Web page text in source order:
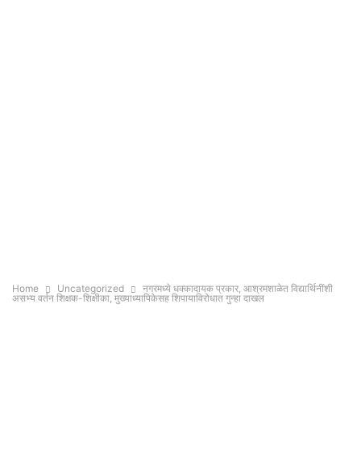
Home Uncategorized
नगरमध्ये धक्कादायक प्रकार, आश्रमशाळेत विद्यार्थिनींशी
असभ्य वर्तन शिक्षक-शिक्षीका, मुख्याध्यापिकेसह शिपायाविरोधात गुन्हा दाखल